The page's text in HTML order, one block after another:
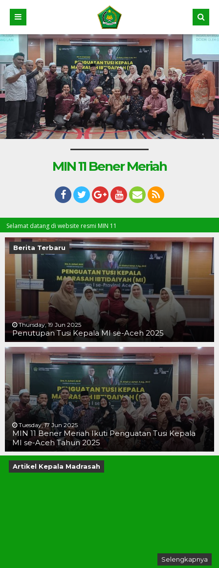
MIN 11 Bener Meriah
datang di website resmi MIN 11
Berita Terbaru
Thursday, 19 Jun 2025
Penutupan Tusi Kepala MI se-Aceh 2025
Tuesday, 17 Jun 2025
MIN 11 Bener Meriah Ikuti Penguatan Tusi Kepala
MI se-Aceh Tahun 2025
Artikel Kepala Madrasah
Selengkapnya
19 JUN 2025
19 JUN 2025
16 JUN 2025